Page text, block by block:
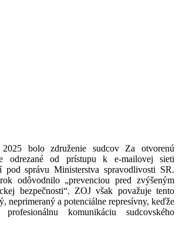
2025 bolo združenie sudcov Za otvorenú
odrezané od prístupu k e-mailovej sieti
pod správu Ministerstva spravodlivosti SR.
odôvodnilo „prevenciou pred zvýšeným
bezpečnosti“. ZOJ však považuje tento
neprimeraný a potenciálne represívny, keďže
komunikáciu sudcovského